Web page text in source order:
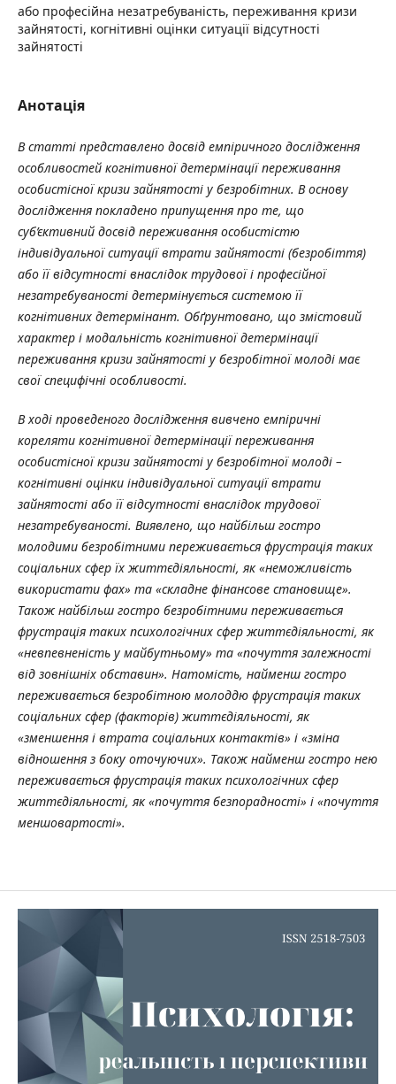
або професійна незатребуваність, переживання кризи
зайнятості, когнітивні оцінки ситуації відсутності
зайнятості
Анотація
В статті представлено досвід емпіричного дослідження
особливостей когнітивної детермінації переживання
особистісної кризи зайнятості у безробітних. В основу
дослідження покладено припущення про те, що
суб’єктивний досвід переживання особистістю
індивідуальної ситуації втрати зайнятості (безробіття)
або її відсутності внаслідок трудової і професійної
незатребуваності детермінується системою її
когнітивних детермінант. Обґрунтовано, що змістовий
характер і модальність когнітивної детермінації
переживання кризи зайнятості у безробітної молоді має
свої специфічні особливості.
В ході проведеного дослідження вивчено емпіричні
кореляти когнітивної детермінації переживання
особистісної кризи зайнятості у безробітної молоді –
когнітивні оцінки індивідуальної ситуації втрати
зайнятості або її відсутності внаслідок трудової
незатребуваності. Виявлено, що найбільш гостро
молодими безробітними переживається фрустрація таких
соціальних сфер їх життєдіяльності, як «неможливість
використати фах» та «складне фінансове становище».
Також найбільш гостро безробітними переживається
фрустрація таких психологічних сфер життєдіяльності, як
«невпевненість у майбутньому» та «почуття залежності
від зовнішніх обставин». Натомість, найменш гостро
переживається безробітною молоддю фрустрація таких
соціальних сфер (факторів) життєдіяльності, як
«зменшення і втрата соціальних контактів» і «зміна
відношення з боку оточуючих». Також найменш гостро нею
переживається фрустрація таких психологічних сфер
життєдіяльності, як «почуття безпорадності» і «почуття
меншовартості».